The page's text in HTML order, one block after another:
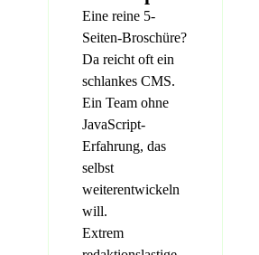
Eine reine 5-
Seiten-Broschüre?
Da reicht oft ein
schlankes CMS.
Ein Team ohne
JavaScript-
Erfahrung, das
selbst
weiterentwickeln
will.
Extrem